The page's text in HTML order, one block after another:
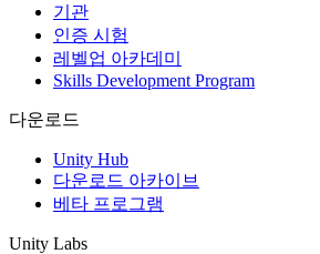
XR 게임
여러 플랫폼에서 XR 게임을 출시하세요.
멀티플레이어 게임
멀티플레이어 게임 개발을 간소화하세요.
기관
인증 시험
레벨업 아카데미
Skills Development Program
다운로드
Unity Hub
다운로드 아카이브
베타 프로그램
Unity Labs